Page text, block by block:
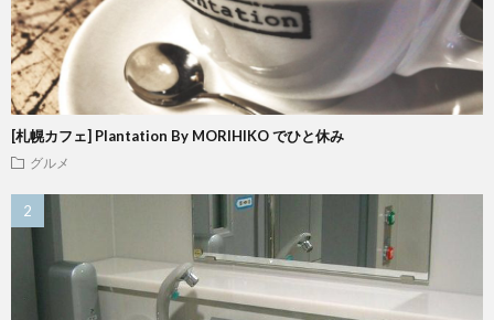
[札幌カフェ] Plantation By MORIHIKO でひと休み
グルメ